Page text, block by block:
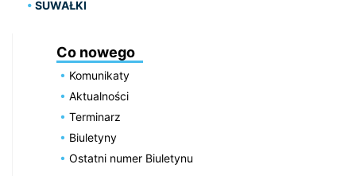
SUWAŁKI
Co nowego
Komunikaty
Aktualności
Terminarz
Biuletyny
Ostatni numer Biuletynu